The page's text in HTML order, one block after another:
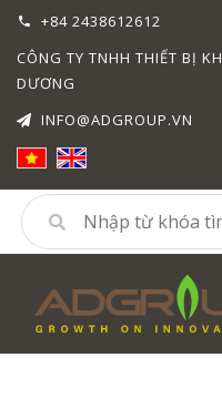
+84 2438612612
CÔNG TY TNHH THIẾT BỊ
DƯƠNG
INFO@ADGROUP.VN